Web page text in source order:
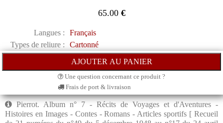
65.00€
Langues :
Français
Types de reliure :
Cartonné
Une question concernant ce produit ?
Frais de port & livraison
Pierrot. Album n° 7 - Récits de Voyages et d'Aventures -
Histoires en Images - Contes - Romans - Articles sportifs [ Recueil